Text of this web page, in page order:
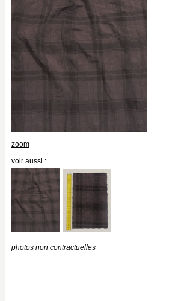
zoom
voir aussi :
photos non contractuelles